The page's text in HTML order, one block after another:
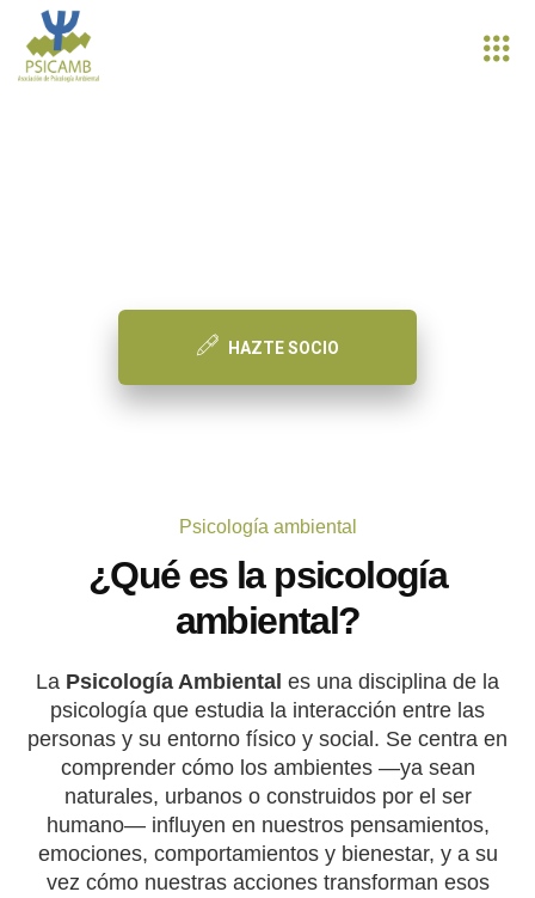
HAZTE SOCIO
Psicología ambiental
¿Qué es la psicología
ambiental?
La Psicología Ambiental es una disciplina de la
psicología que estudia la interacción entre las
personas y su entorno físico y social. Se centra en
comprender cómo los ambientes —ya sean
naturales, urbanos o construidos por el ser
humano— influyen en nuestros pensamientos,
emociones, comportamientos y bienestar, y a su
vez cómo nuestras acciones transforman esos